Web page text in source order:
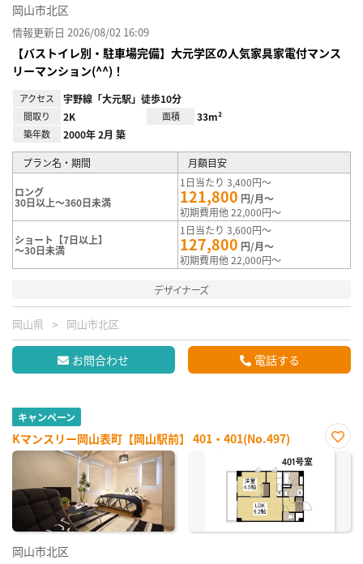
岡山市北区
情報更新日 2026/08/02 16:09
【バストイレ別・駐車場完備】大元学区の人気家具家電付マンス
リーマンション(^^)！
アクセス 宇野線「大元駅」徒歩10分
間取り 2K 面積 33m²
築年数 2000年 2月 築
プラン名・期間 月額目安
ロング
30日以上～360日未満
1日当たり 3,400円～
121,800 円/月～
初期費用他 22,000円～
ショート【7日以上】
～30日未満
1日当たり 3,600円～
127,800 円/月～
初期費用他 22,000円～
デザイナーズ
岡山県 岡山市北区
お問合わせ 電話する
キャンペーン
Kマンスリー岡山表町【岡山駅前】 401・401(No.497)
お気
岡山市北区